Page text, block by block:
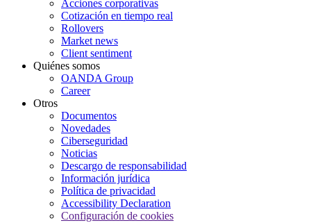
Acciones corporativas
Cotización en tiempo real
Rollovers
Market news
Client sentiment
Quiénes somos
OANDA Group
Career
Otros
Documentos
Novedades
Ciberseguridad
Noticias
Descargo de responsabilidad
Información jurídica
Política de privacidad
Accessibility Declaration
Configuración de cookies